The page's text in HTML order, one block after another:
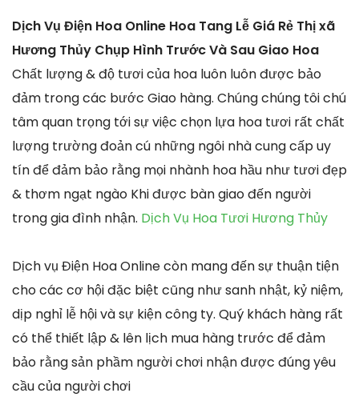
Dịch Vụ Điện Hoa Online Hoa Tang Lễ Giá Rẻ Thị xã
Hương Thủy Chụp Hình Trước Và Sau Giao Hoa
Chất lượng & độ tươi của hoa luôn luôn được bảo
đảm trong các bước Giao hàng. Chúng chúng tôi chú
tâm quan trọng tới sự việc chọn lựa hoa tươi rất chất
lượng trường đoản cú những ngôi nhà cung cấp uy
tín để đảm bảo rằng mọi nhành hoa hầu như tươi đẹp
& thơm ngạt ngào Khi được bàn giao đến người
trong gia đình nhận. Dịch Vụ Hoa Tươi Hương Thủy
Dịch vụ Điện Hoa Online còn mang đến sự thuận tiện
cho các cơ hội đặc biệt cũng như sanh nhật, kỷ niệm,
dịp nghỉ lễ hội và sự kiện công ty. Quý khách hàng rất
có thể thiết lập & lên lịch mua hàng trước để đảm
bảo rằng sản phầm người chơi nhận được đúng yêu
cầu của người chơi